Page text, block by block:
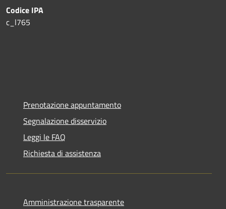
Codice IPA
c_l765
Prenotazione appuntamento
Segnalazione disservizio
Leggi le FAQ
Richiesta di assistenza
Amministrazione trasparente